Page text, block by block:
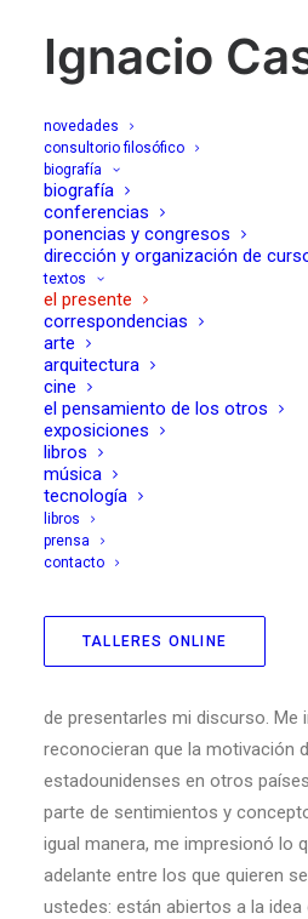
Ignacio
novedades
consultorio filosófico
biografía
biografía
conferencias
ponencias y congresos
dirección y organización de
textos
el presente
correspondencias
arte
arquitectura
cine
el pensamiento de los otros
exposiciones
libros
música
tecnología
libros
prensa
contacto
TALLERES ONLINE
Al diablo con
buenas
23/02/2020
Discurso de Ivan Illich frente al
InterAmerican Student Projects)
Morelos, México.20 de Abril de
de presentarles mi discurso. Me
reconocieran que la motivación
estadounidenses en otros
parte de sentimientos y
igual manera, me impresionó lo
adelante entre los que quieren
ustedes: están abiertos a la